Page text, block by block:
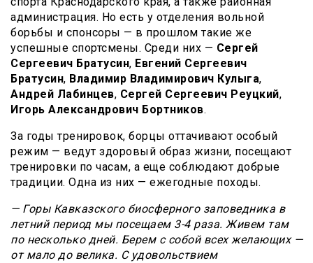
администрация. Но есть у отделения вольной
борьбы и спонсоры — в прошлом такие же
успешные спортсмены. Среди них — Сергей
Сергеевич Братусин, Евгений Сергеевич
Братусин, Владимир Владимирович Кулыга,
Андрей Лабинцев, Сергей Сергеевич Реуцкий,
Игорь Александрович Бортников.
За годы тренировок, борцы оттачивают особый
режим — ведут здоровый образ жизни, посещают
тренировки по часам, а еще соблюдают добрые
традиции. Одна из них — ежегодные походы.
— Горы Кавказского биосферного заповедника в
летний период мы посещаем 3-4 раза. Живем там
по несколько дней. Берем с собой всех желающих —
от мало до велика. С удовольствием